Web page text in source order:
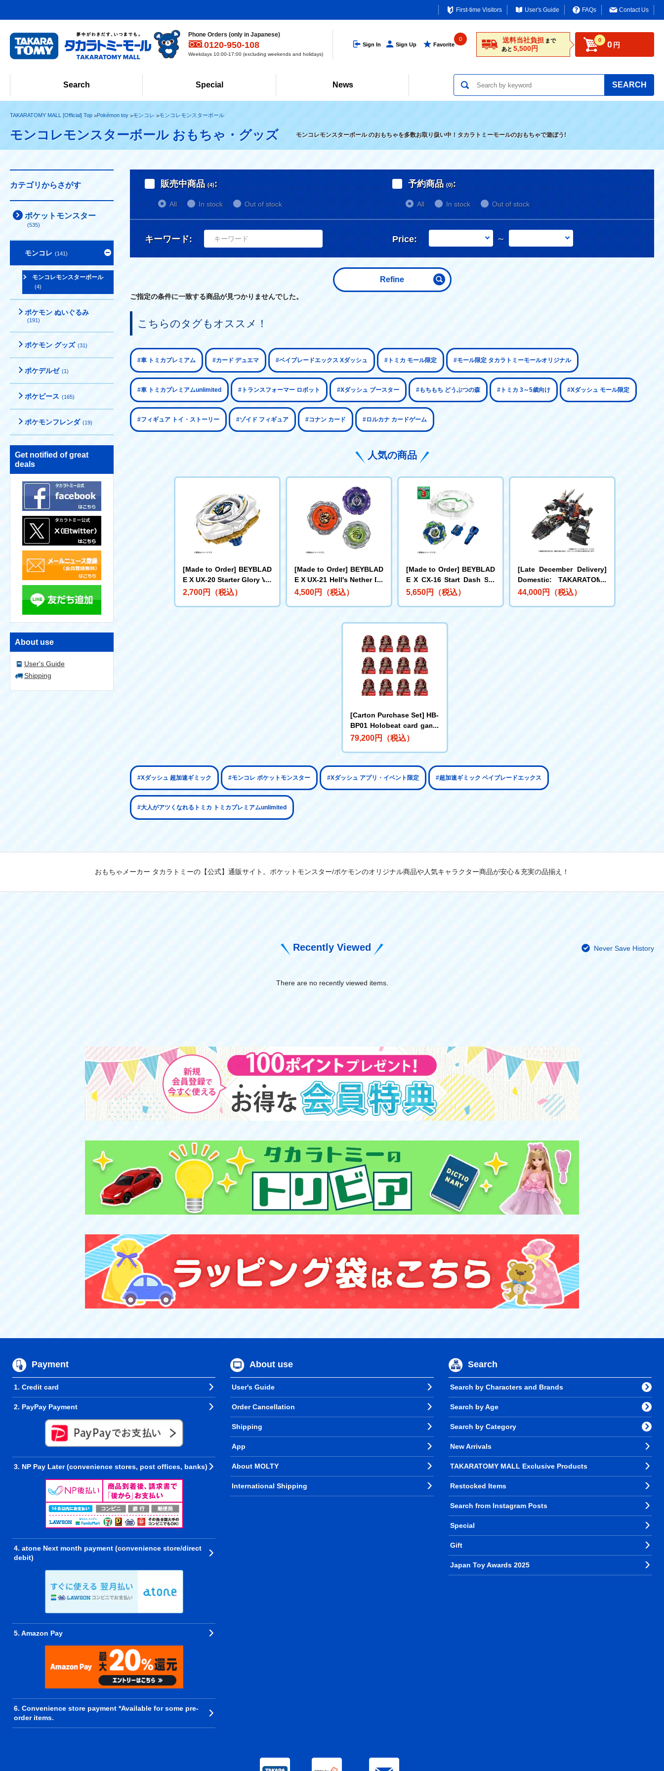
First-time Visitors User's Guide FAQs Contact Us
Phone Orders (only in Japanese)
0120-950-108
Weekdays 10:00-17:00 (excluding weekends and holidays)
Sign In Sign Up Favorite
0 送料当社負担 まで
あと 5,500円
0 0 円
Search Special News SEARCH
TAKARATOMY MALL [Official] Top Pokémon toy モンコレ モンコレモンスターボール
モンコレモンスターボール おもちゃ・グッズ モンコレモンスターボール のおもちゃを多数お取り扱い中！タカラトミーモールのおもちゃで遊ぼう!
カテゴリからさがす
ポケットモンスター
(535)
モンコレ (141)
モンコレモンスターボール
(4)
ポケモン ぬいぐるみ
(191)
ポケモン グッズ (31)
ポケデルゼ (1)
ポケピース (165)
ポケモンフレンダ (19)
Get notified of great
deals
About use
User's Guide
Shipping
販売中商品 (4):
All In stock Out of stock
予約商品 (0):
All In stock Out of stock
キーワード: Price: ～
Refine
ご指定の条件に一致する商品が見つかりませんでした。
こちらのタグもオススメ！
#車 トミカプレミアム #カード デュエマ #ベイブレードエックス Xダッシュ #トミカ モール限定 #モール限定 タカラトミーモールオリジナル
#車 トミカプレミアムunlimited #トランスフォーマー ロボット #Xダッシュ ブースター #もちもち どうぶつの森 #トミカ 3～5歳向け #Xダッシュ モール限定
#フィギュア トイ・ストーリー #ゾイド フィギュア #コナン カード #ロルカナ カードゲーム
人気の商品
[Made to Order] BEYBLAD
E X UX-20 Starter Glory Val
kyrie LF
2,700円（税込）
[Made to Order] BEYBLAD
E X UX-21 Hell's Nether De
ck Set
4,500円（税込）
[Made to Order] BEYBLAD
E X CX-16 Start Dash Set
C
5,650円（税込）
[Late December Delivery]
Domestic: TAKARATOMY
MALL Limited DIACLONE
44,000円（税込）
[Carton Purchase Set] HB-
BP01 Holobeat card game
s Expansion Pack Vol. 1 H
79,200円（税込）
#Xダッシュ 超加速ギミック #モンコレ ポケットモンスター #Xダッシュ アプリ・イベント限定 #超加速ギミック ベイブレードエックス
#大人がアツくなれるトミカ トミカプレミアムunlimited
おもちゃメーカー タカラトミーの【公式】通販サイト。ポケットモンスター/ポケモンのオリジナル商品や人気キャラクター商品が安心＆充実の品揃え！
Recently Viewed Never Save History
There are no recently viewed items.
Payment
1. Credit card
2. PayPay Payment
3. NP Pay Later (convenience stores, post offices, banks)
4. atone Next month payment (convenience store/direct
debit)
5. Amazon Pay
6. Convenience store payment *Available for some pre-
order items.
About use
User's Guide
Order Cancellation
Shipping
App
About MOLTY
International Shipping
Search
Search by Characters and Brands
Search by Age
Search by Category
New Arrivals
TAKARATOMY MALL Exclusive Products
Restocked Items
Search from Instagram Posts
Special
Gift
Japan Toy Awards 2025